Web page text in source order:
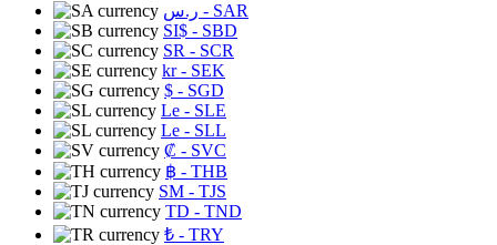
ر.س - SAR
SI$ - SBD
SR - SCR
kr- SEK
$ - SGD
Le - SLE
Le - SLL
₡ - SVC
฿ - THB
ЅМ - TJS
TD - TND
₺ - TRY